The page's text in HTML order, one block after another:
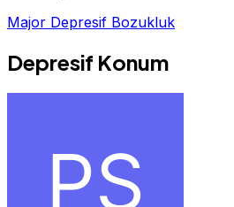
Major Depresif Bozukluk
Depresif Konum